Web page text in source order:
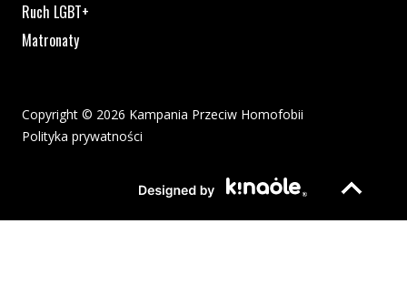
Ruch LGBT+
Matronaty
Copyright © 2026 Kampania Przeciw Homofobii
Polityka prywatności
Strona otwiera